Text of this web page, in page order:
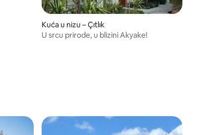
Kuća u nizu – Çıtlık
U srcu prirode, u blizini Akyake!